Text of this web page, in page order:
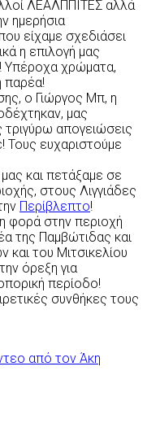
ΛΕΑΛΠΠΙΤΕΣ αλλά
ημερήσια
είχαμε σχεδιάσει
η επιλογή μας
Υπέροχα χρώματα,
παρέα!
ο Γιώργος Μπ, η
μας
απογειώσεις
Τους ευχαριστούμε
και πετάξαμε σε
στους Λιγγιάδες
Περίβλεπτο!
φορά στην περιοχή
της Παμβώτιδας και
του Μιτσικελίου
όρεξη για
περίοδο!
συνθήκες τους
από τον Άκη